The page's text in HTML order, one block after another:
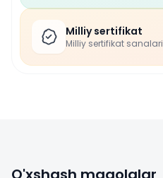
Milliy sertifikat
Milliy sertifikat sanalari